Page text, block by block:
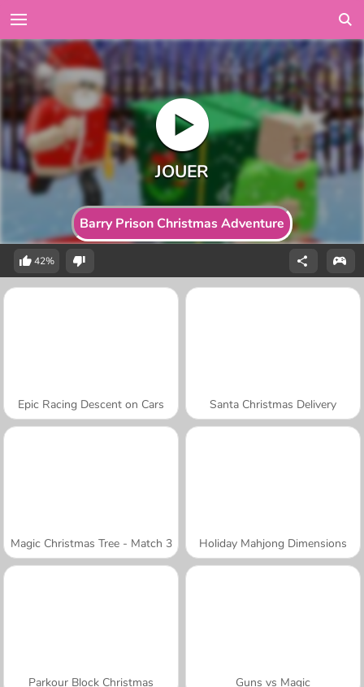
Barry Prison Christmas Adventure
42%
Epic Racing Descent on Cars Santa Christmas Delivery
Magic Christmas Tree - Match 3 Holiday Mahjong Dimensions
Parkour Block Christmas Guns vs Magic